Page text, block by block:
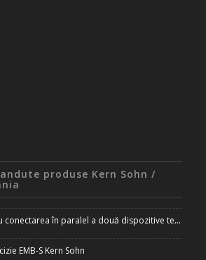
produse Kern Sohn /
în paralel a două dispozitive terminale la interfața RS-232 a cântarului
EMB-S Kern Sohn